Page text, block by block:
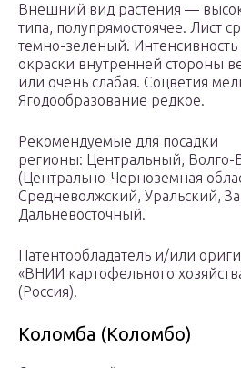
Внешний вид растения —
типа, полупрямостоячее. Лист
темно-зеленый. Интенсивность
окраски внутренней стороны
или очень слабая. Соцветия
Ягодообразование редкое.
Рекомендуемые для посадки
регионы: Центральный, Волго-
(Центрально-Черноземная
Средневолжский, Уральский,
Дальневосточный.
Патентообладатель и/или
«ВНИИ картофельного
(Россия).
Коломба (Коломбо)